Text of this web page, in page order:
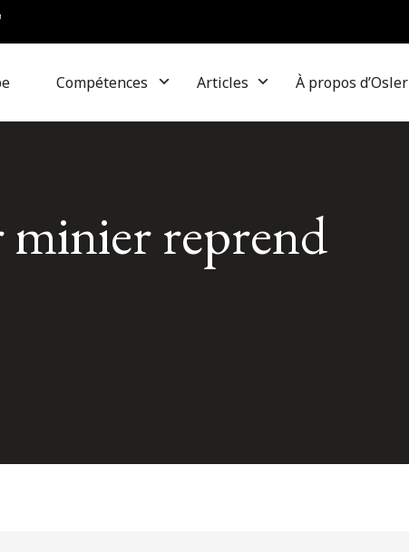
Compétences Articles À propos d’Osler
minier reprend